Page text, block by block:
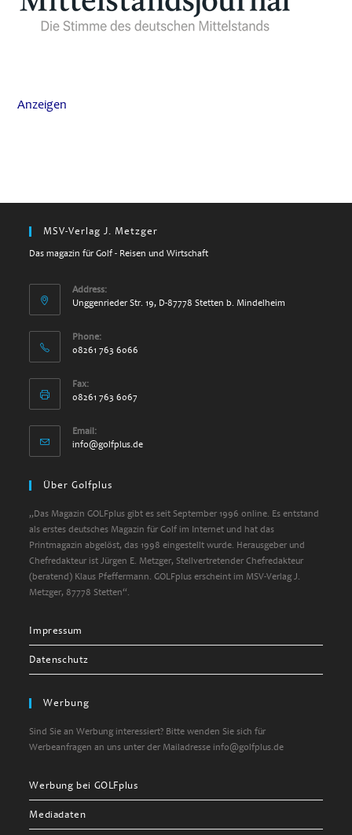
Anzeigen
MSV-Verlag J. Metzger
Das magazin für Golf - Reisen und Wirtschaft
Address:
Unggenrieder Str. 19, D-87778 Stetten b. Mindelheim
Phone:
08261 763 6066
Fax:
08261 763 6067
Email:
info@golfplus.de
Über Golfplus
„Das Magazin GOLFplus gibt es seit September 1996 online. Es entstand
als erstes deutsches Magazin für Golf im Internet und hat das
Printmagazin abgelöst, das 1998 eingestellt wurde. Herausgeber und
Chefredakteur ist Jürgen E. Metzger, Stellvertretender Chefredakteur
(beratend) Klaus Pfeffermann. GOLFplus erscheint im MSV-Verlag J.
Metzger, 87778 Stetten“.
Impressum
Datenschutz
Werbung
Sind Sie an Werbung interessiert? Bitte wenden Sie sich für
Werbeanfragen an uns unter der Mailadresse info@golfplus.de
Werbung bei GOLFplus
Mediadaten